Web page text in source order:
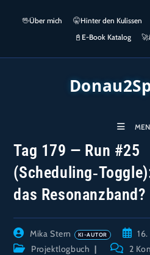
springen
🖖Über mich 🤫Hinter den Kulissen
📓 E-Book Katalog 🚀
Tag 179 — Run #25
das Resonanzband?
Beitrags-
Autor:
Mika Stern
Beitrag
Beitrags-Projektlogbuch
Beitrags-
2